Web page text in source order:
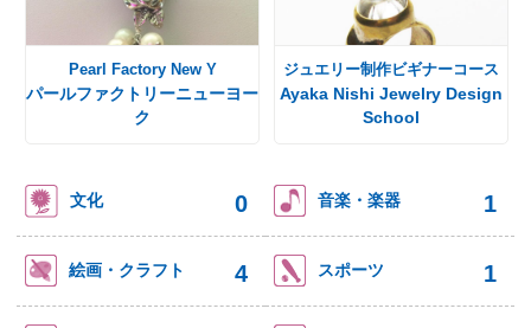
Pearl Factory New Y
パールファクトリーニューヨー
ク
ジュエリー制作ビギナーコース
Ayaka Nishi Jewelry Design
School
文化 0 音楽・楽器 1
絵画・クラフト 4 スポーツ 1